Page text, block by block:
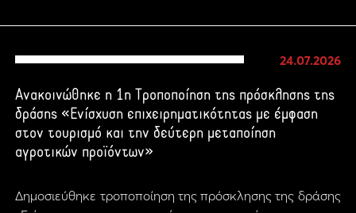
24.07.2026
Ανακοινώθηκε η 1η Τροποποίηση της πρόσκλησης της
δράσης «Ενίσχυση επιχειρηματικότητας με έμφαση
στον τουρισμό και την δεύτερη μεταποίηση
αγροτικών προϊόντων»
Δημοσιεύθηκε τροποποίηση της πρόσκλησης της δράσης